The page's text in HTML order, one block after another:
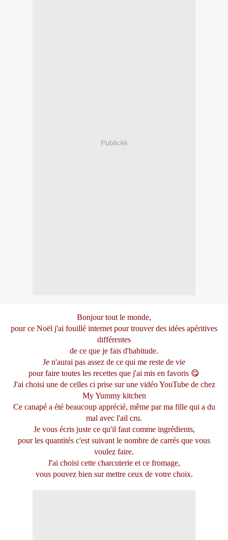
Publicité
Bonjour tout le monde,
pour ce Noël j'ai fouillé internet pour trouver des idées apéritives
différentes
de ce que je fais d'habitude.
Je n'aurai pas assez de ce qui me reste de vie
pour faire toutes les recettes que j'ai mis en favoris 😋
J'ai choisi une de celles ci prise sur une vidéo YouTube de chez
My Yummy kitchen
Ce canapé a été beaucoup apprécié, même par ma fille qui a du
mal avec l'ail cru.
Je vous écris juste ce qu'il faut comme ingrédients,
pour les quantités c'est suivant le nombre de carrés que vous
voulez faire.
J'ai choisi cette charcuterie et ce fromage,
vous pouvez bien sur mettre ceux de votre choix.